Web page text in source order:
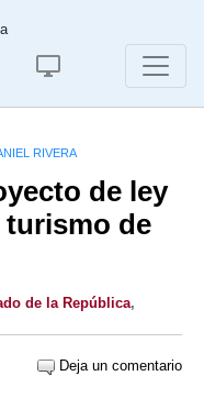
RIVERA
de ley
turismo de
de la República,
Deja un comentario